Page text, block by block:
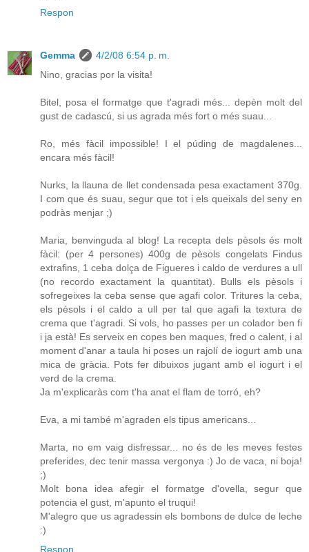
Respon
Gemma
4/2/08 6:54 p. m.
Nino, gracias por la visita!
Bitel, posa el formatge que t'agradi més... depèn molt del
gust de cadascú, si us agrada més fort o més suau...
Ro, més fàcil impossible! I el púding de magdalenes...
encara més fàcil!
Nurks, la llauna de llet condensada pesa exactament 370g.
I com que és suau, segur que tot i els queixals del seny en
podràs menjar ;)
Maria, benvinguda al blog! La recepta dels pèsols és molt
fàcil: (per 4 persones) 400g de pèsols congelats Findus
extrafins, 1 ceba dolça de Figueres i caldo de verdures a ull
(no recordo exactament la quantitat). Bulls els pèsols i
sofregeixes la ceba sense que agafi color. Tritures la ceba,
els pèsols i el caldo a ull per tal que agafi la textura de
crema que t'agradi. Si vols, ho passes per un colador ben fi
i ja està! Es serveix en copes ben maques, fred o calent, i al
moment d'anar a taula hi poses un rajolí de iogurt amb una
mica de gràcia. Pots fer dibuixos jugant amb el iogurt i el
verd de la crema.
Ja m'explicaràs com t'ha anat el flam de torró, eh?
Eva, a mi també m'agraden els tipus americans...
Marta, no em vaig disfressar... no és de les meves festes
preferides, dec tenir massa vergonya :) Jo de vaca, ni boja!
;)
Molt bona idea afegir el formatge d'ovella, segur que
potencia el gust, m'apunto el truqui!
M'alegro que us agradessin els bombons de dulce de leche
:)
Respon